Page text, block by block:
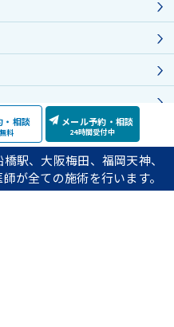
・相談
料
メール予約・相談
24時間受付中
駅、大阪梅田、福岡天神、
が全ての施術を行います。